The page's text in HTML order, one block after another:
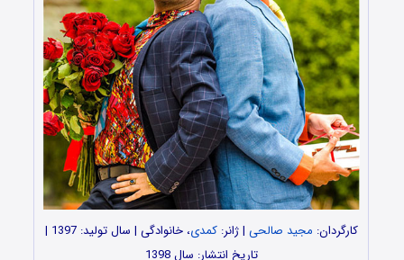
کارگردان: مجید صالحی | ژانر:کمدی
، خانوادگی | سال تولید: 1397 |
تاریخ انتشار: سال 1398